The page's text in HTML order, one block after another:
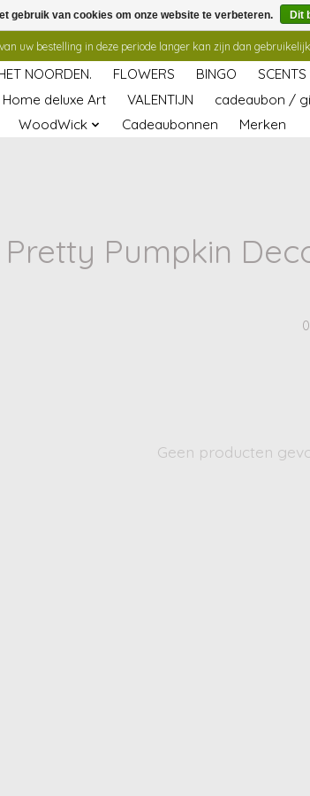
uw bestelling in deze periode langer kan zijn dan gebruikelijk.
NOORDEN. FLOWERS BINGO SCENTS
deluxe Art VALENTIJN cadeaubon /
WoodWick Cadeaubonnen Merken
Pumpkin
Geen producten
gebruik van cookies om onze website te verbeteren. Dit